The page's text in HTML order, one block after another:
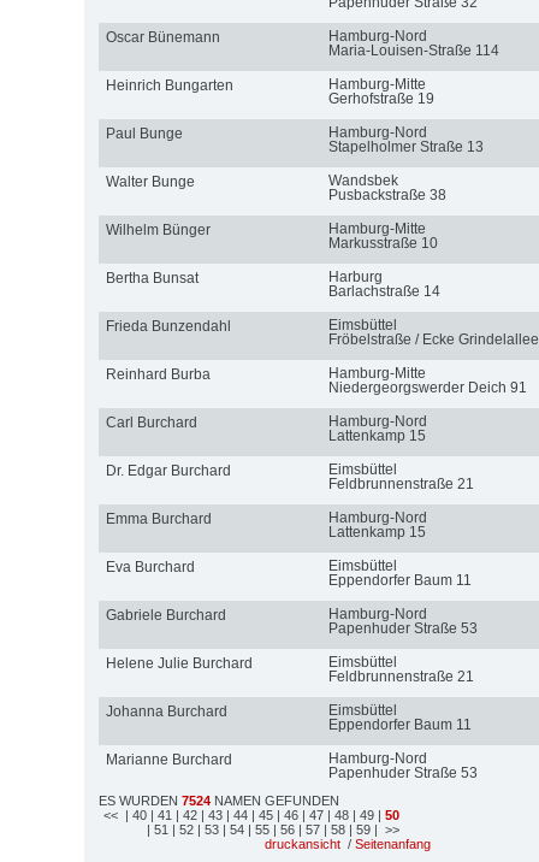
Oscar Bünemann
Hamburg-Nord
Maria-Louisen-Straße 114
Heinrich Bungarten
Hamburg-Mitte
Gerhofstraße 19
Paul Bunge
Hamburg-Nord
Stapelholmer Straße 13
Walter Bunge
Wandsbek
Pusbackstraße 38
Wilhelm Bünger
Hamburg-Mitte
Markusstraße 10
Bertha Bunsat
Harburg
Barlachstraße 14
Frieda Bunzendahl
Eimsbüttel
Fröbelstraße / Ecke Grindelallee
Reinhard Burba
Hamburg-Mitte
Niedergeorgswerder Deich 91
Carl Burchard
Hamburg-Nord
Lattenkamp 15
Dr. Edgar Burchard
Eimsbüttel
Feldbrunnenstraße 21
Emma Burchard
Hamburg-Nord
Lattenkamp 15
Eva Burchard
Eimsbüttel
Eppendorfer Baum 11
Gabriele Burchard
Hamburg-Nord
Papenhuder Straße 53
Helene Julie Burchard
Eimsbüttel
Feldbrunnenstraße 21
Johanna Burchard
Eimsbüttel
Eppendorfer Baum 11
Marianne Burchard
Hamburg-Nord
Papenhuder Straße 53
ES WURDEN 7524 NAMEN GEFUNDEN
<< | 40 | 41 | 42 | 43 | 44 | 45 | 46 | 47 | 48 | 49 | 50
| 51 | 52 | 53 | 54 | 55 | 56 | 57 | 58 | 59 | >>
druckansicht / Seitenanfang